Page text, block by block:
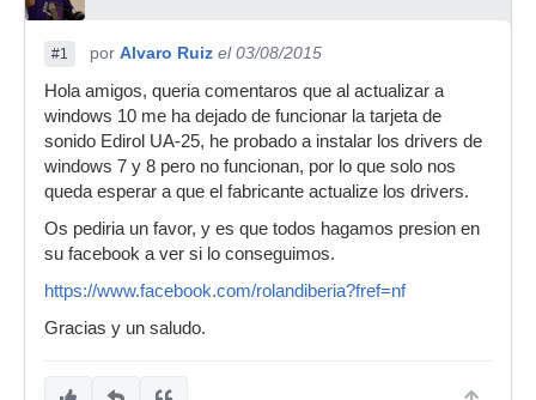
#1 por Alvaro Ruiz el 03/08/2015
Hola amigos, queria comentaros que al actualizar a
windows 10 me ha dejado de funcionar la tarjeta de
sonido Edirol UA-25, he probado a instalar los drivers de
windows 7 y 8 pero no funcionan, por lo que solo nos
queda esperar a que el fabricante actualize los drivers.
Os pediria un favor, y es que todos hagamos presion en
su facebook a ver si lo conseguimos.
https://www.facebook.com/rolandiberia?fref=nf
Gracias y un saludo.